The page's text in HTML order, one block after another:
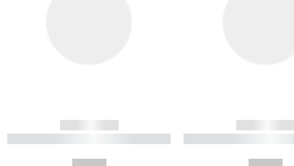
------------
----------- ----------- ----------
------------
-----------